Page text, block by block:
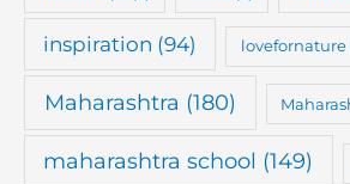
inspiration (94) lovefornature
Maharashtra (180)
maharashtra school (149)